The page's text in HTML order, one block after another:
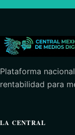
Plataforma
rentabilidad para
LA CENTRAL